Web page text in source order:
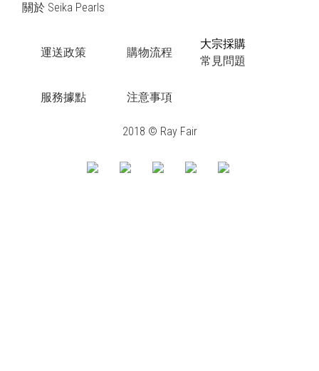
關於 Seika Pearls
運送政策 購物流程
大宗採購
常見問題
服務據點 注意事項
2018 © Ray Fair